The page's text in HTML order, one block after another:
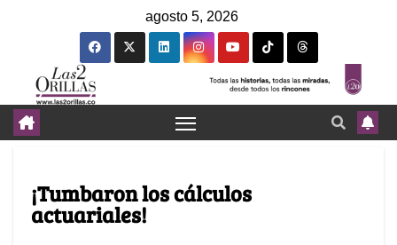
agosto 5, 2026
¡Tumbaron los cálculos
actuariales!